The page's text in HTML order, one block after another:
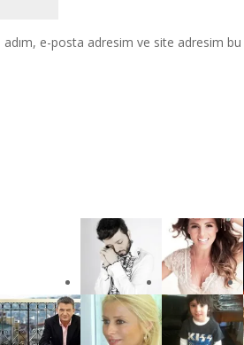
e-posta adresim ve site adresim bu